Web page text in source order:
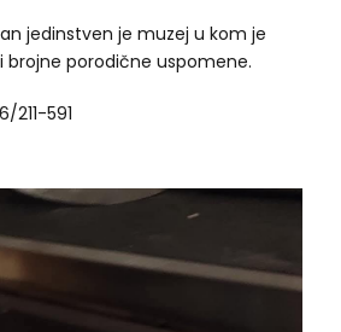
jedinstven je muzej u kom je
brojne porodične uspomene.
591